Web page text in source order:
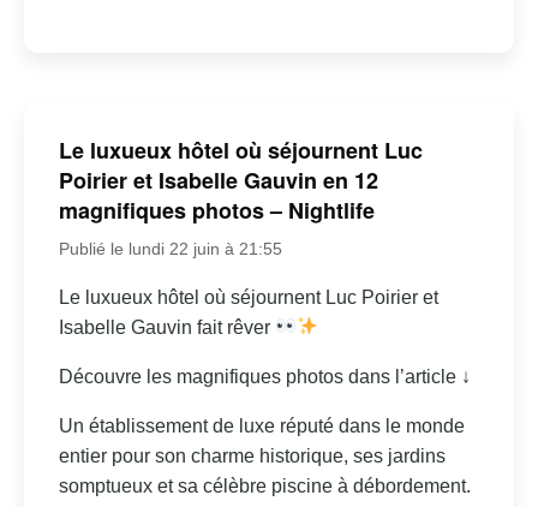
Le luxueux hôtel où séjournent Luc
Poirier et Isabelle Gauvin en 12
magnifiques photos – Nightlife
Publié le lundi 22 juin à 21:55
Le luxueux hôtel où séjournent Luc Poirier et
Isabelle Gauvin fait rêver
Découvre les magnifiques photos dans l’article ↓
Un établissement de luxe réputé dans le monde
entier pour son charme historique, ses jardins
somptueux et sa célèbre piscine à débordement.